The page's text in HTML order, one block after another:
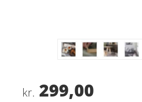
kr. 299,00